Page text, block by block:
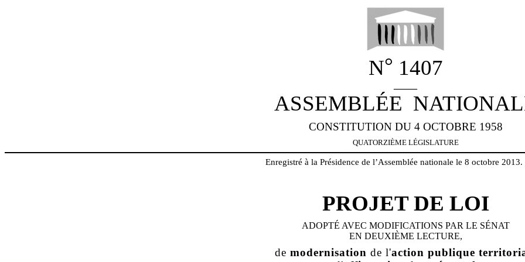
N° 1407
ASSEMBLÉE
CONSTITUTION DU 4 OCTOBRE 1958
QUATORZIÈME LÉGISLATURE
Enregistré à la Présidence de l’Assemblée nationale le 8 octobre 2013.
PROJET DE LOI
ADOPTÉ AVEC MODIFICATIONS PAR LE SÉNAT
EN DEUXIÈME LECTURE,
de modernisation de l'action publique